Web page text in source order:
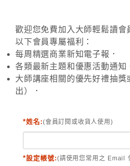
歡迎您免費加入大師輕鬆讀會
以下會員專屬福利：
每周精選商業新知電子報．
各類最新主題和優惠活動通知
大師講座相關的優先好禮抽獎
出）．
*姓名:(會員訂閱或收貨人使用)
*設定帳號:(請使用您常用之 Email